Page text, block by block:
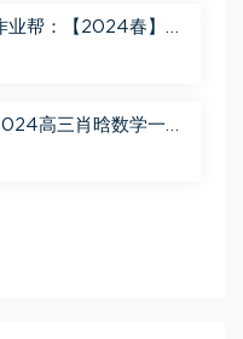
业帮：【2024春】高
高三肖晗数学一轮